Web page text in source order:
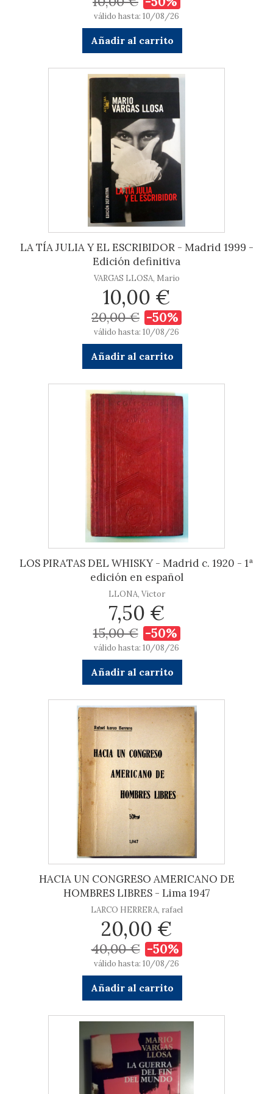
válido hasta: 10/08/26
Añadir al carrito
LA TÍA JULIA Y EL ESCRIBIDOR - Madrid 1999 -
Edición definitiva
VARGAS LLOSA, Mario
10,00 €
20,00 € -50%
válido hasta: 10/08/26
Añadir al carrito
LOS PIRATAS DEL WHISKY - Madrid c. 1920 - 1ª
edición en español
LLONA, Victor
7,50 €
15,00 € -50%
válido hasta: 10/08/26
Añadir al carrito
HACIA UN CONGRESO AMERICANO DE
HOMBRES LIBRES - Lima 1947
LARCO HERRERA, rafael
20,00 €
40,00 € -50%
válido hasta: 10/08/26
Añadir al carrito